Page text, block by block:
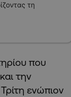
τη
που
την
ενώπιον